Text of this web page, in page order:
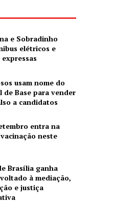
e Sobradinho
elétricos e
usam nome do
de Base para vender
a candidatos
entra na
neste
Brasília ganha
à mediação,
e justiça